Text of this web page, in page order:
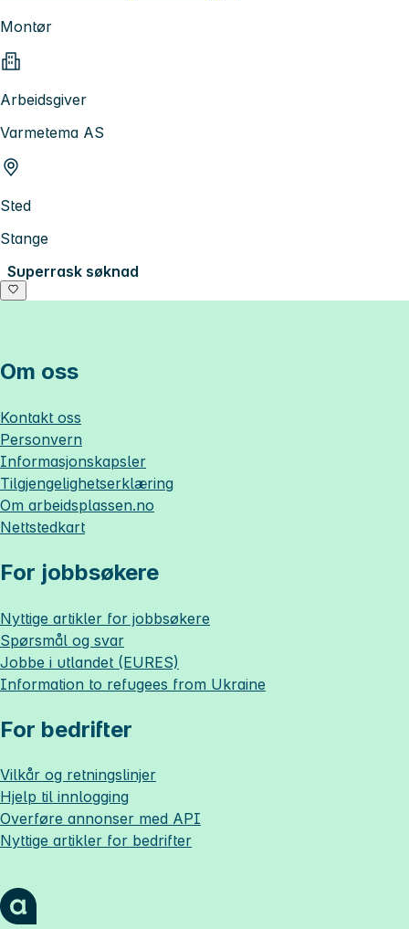
Montør
Arbeidsgiver
Varmetema AS
Sted
Stange
Superrask søknad
Om oss
Kontakt oss
Personvern
Informasjonskapsler
Tilgjengelighetserklæring
Om arbeidsplassen.no
Nettstedkart
For jobbsøkere
Nyttige artikler for jobbsøkere
Spørsmål og svar
Jobbe i utlandet (EURES)
Information to refugees from Ukraine
For bedrifter
Vilkår og retningslinjer
Hjelp til innlogging
Overføre annonser med API
Nyttige artikler for bedrifter